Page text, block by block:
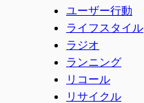
ユーザー行動
ライフスタイル
ラジオ
ランニング
リコール
リサイクル